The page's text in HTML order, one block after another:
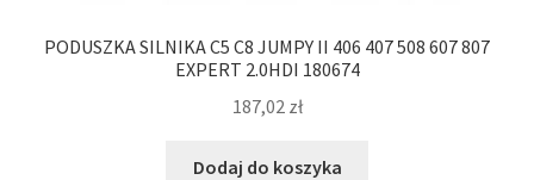
PODUSZKA SILNIKA C5 C8 JUMPY II 406 407 508 607 807
EXPERT 2.0HDI 180674
187,02 zł
Dodaj do koszyka